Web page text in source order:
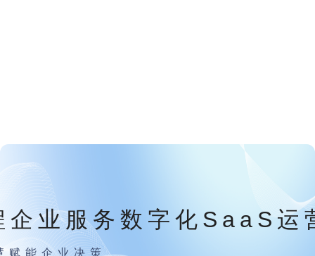
企业服务数字化SaaS运
赋能企业决策